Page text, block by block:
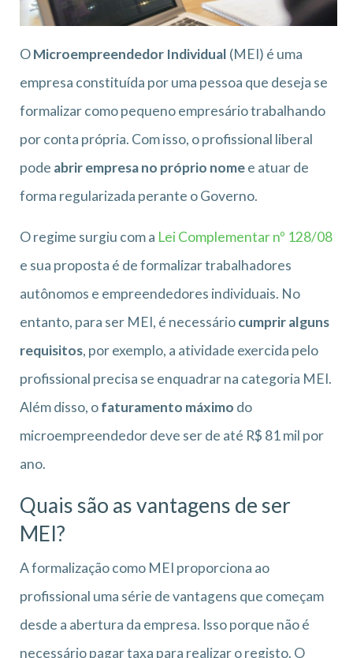
OMicroempreendedor Individual (MEI) é uma
empresa constituída por uma pessoa que deseja se
formalizar como pequeno empresário trabalhando
por conta própria. Com isso, o profissional liberal
pode abrir empresa no próprio nomee atuar de
forma regularizada perante o Governo.
O regime surgiu com a Lei Complementar nº 128/08
e sua proposta é de formalizar trabalhadores
autônomos e empreendedores individuais. No
entanto, para ser MEI, é necessáriocumprir alguns
requisitos, por exemplo, a atividade exercida pelo
profissional precisa se enquadrar na categoria MEI.
Além disso, ofaturamento máximo do
microempreendedor deve ser de até R$ 81 mil por
ano.
Quais são as vantagens de ser
MEI?
A formalização como MEI proporciona ao
profissional uma série de vantagens que começam
desde a abertura da empresa. Isso porque não é
necessário pagar taxa para realizar o registo. O